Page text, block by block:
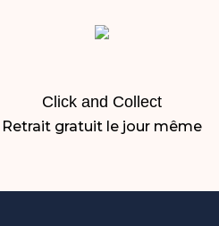
Click and Collect
Retrait gratuit le jour même